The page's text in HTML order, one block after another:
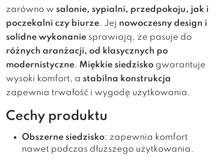
zarówno w salonie, sypialni, przedpokoju, jak i
poczekalni czy biurze. Jej nowoczesny design i
solidne wykonanie sprawiają, że pasuje do
różnych aranżacji, od klasycznych po
modernistyczne. Miękkie siedzisko gwarantuje
wysoki komfort, a stabilna konstrukcja
zapewnia trwałość i wygodę użytkowania.
Cechy produktu
Obszerne siedzisko: zapewnia komfort
nawet podczas dłuższego użytkowania.